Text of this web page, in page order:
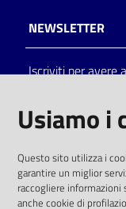
Catalogo
on line
Eventi
NEWSLETTER
Iscriviti per avere
solo alle
comunitaria
Usiamo i
Questo sito utilizza i
garantire un miglior
raccogliere
anche cookie di